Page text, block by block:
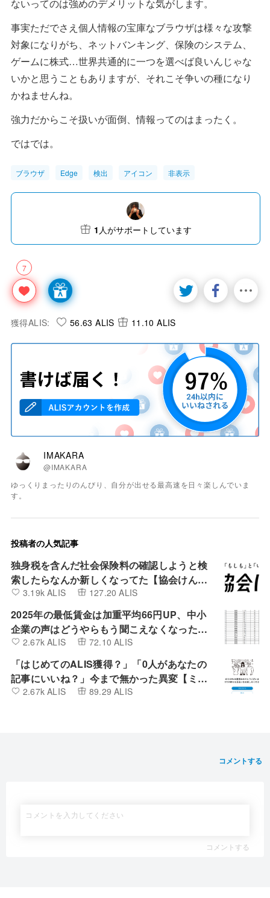
ないってのは強めのデメリットな気がします。
事実ただでさえ個人情報の宝庫なブラウザは様々な攻撃
対象になりがち、ネットバンキング、保険のシステム、
ゲームに株式…世界共通的に一つを選べば良いんじゃな
いかと思うこともありますが、それこそ争いの種になり
かねませんね。
強力だからこそ扱いが面倒、情報ってのはまったく。
ではでは。
ブラウザ Edge 検出 アイコン 非表示
7
1 人がサポートしています
獲得ALIS: 56.63 ALIS 11.10 ALIS
IMAKARA
@IMAKARA
ゆっくりまったりのんびり、自分が出せる最高速を日々楽しんでいま
す。
投稿者の人気記事
独身税を含んだ社会保険料の確認しようと検
索したらなんか新しくなってた【協会けん
ぽ】3.19k ALIS 127.20 ALIS
2025年の最低賃金は加重平均66円UP、中小
企業の声はどうやらもう聞こえなくなったよ
うです。
2.67k ALIS 72.10 ALIS
「はじめてのALIS獲得？」「0人があなたの
記事にいいね？」今まで無かった異変【ミン
カブIR】
2.67k ALIS 89.29 ALIS
コメントする
コメントする